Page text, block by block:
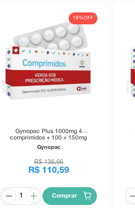
19%OFF
Gynopac Plus 1000mg 4
comprimidos + 100 + 150mg
creme vaginal 35g + 7 aplicadores
Gynopac
R$ 136,66
R$ 110,59
Comprar